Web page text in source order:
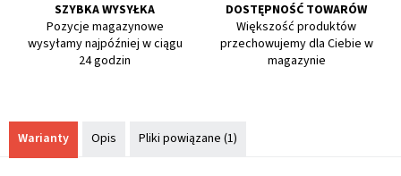
SZYBKA WYSYŁKA
Pozycje magazynowe
wysyłamy najpóźniej w ciągu
24 godzin
DOSTĘPNOŚĆ TOWARÓW
Większość produktów
przechowujemy dla Ciebie w
magazynie
Warianty Opis Pliki powiązane (1)